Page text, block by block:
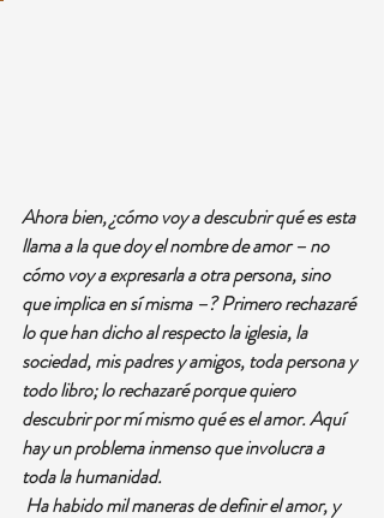
Ahora bien, ¿cómo voy a descubrir qué es esta
llama a la que doy el nombre de amor – no
cómo voy a expresarla a otra persona, sino
que implica en sí misma –? Primero rechazaré
lo que han dicho al respecto la iglesia, la
sociedad, mis padres y amigos, toda persona y
todo libro; lo rechazaré porque quiero
descubrir por mí mismo qué es el amor. Aquí
hay un problema inmenso que involucra a
toda la humanidad.